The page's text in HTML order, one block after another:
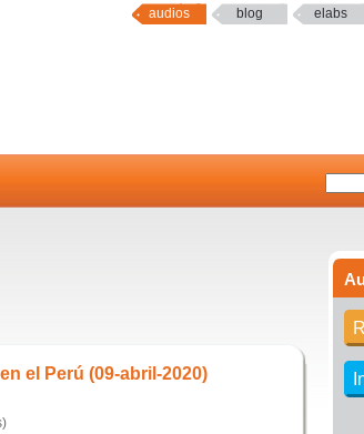
audios blog elabs
el Perú (09-abril-2020)